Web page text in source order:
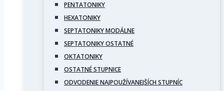
PENTATONIKY
HEXATONIKY
SEPTATONIKY MODÁLNE
SEPTATONIKY OSTATNÉ
OKTATONIKY
OSTATNÉ STUPNICE
ODVODENIE NAJPOUŽÍVANEJŠÍCH STUPNÍC